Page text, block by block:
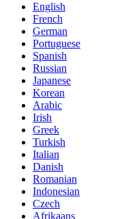
English
French
German
Portuguese
Spanish
Russian
Japanese
Korean
Arabic
Irish
Greek
Turkish
Italian
Danish
Romanian
Indonesian
Czech
Afrikaans